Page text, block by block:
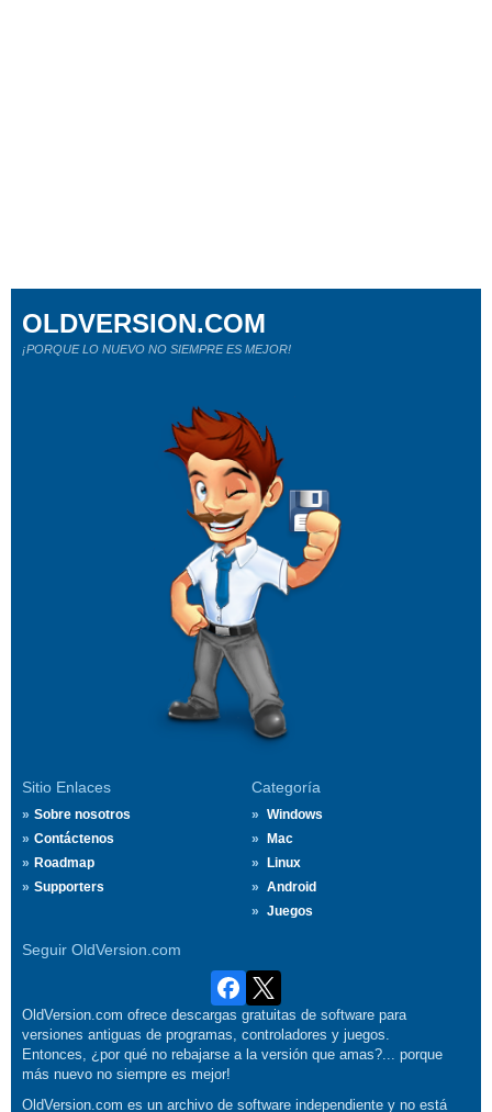
Sitio Enlaces
Sobre nosotros
Contáctenos
Roadmap
Supporters
Categoría
Windows
Mac
Linux
Android
Juegos
Seguir OldVersion.com
OLDVERSION.COM
¡PORQUE LO NUEVO NO SIEMPRE ES MEJOR!
OldVersion.com ofrece descargas gratuitas de software para
versiones antiguas de programas, controladores y juegos.
Entonces, ¿por qué no rebajarse a la versión que amas?... porque
más nuevo no siempre es mejor!
OldVersion.com es un archivo de software independiente y no está